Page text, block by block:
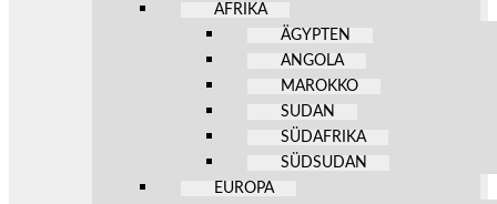
AFRIKA
ÄGYPTEN
ANGOLA
MAROKKO
SUDAN
SÜDAFRIKA
SÜDSUDAN
EUROPA